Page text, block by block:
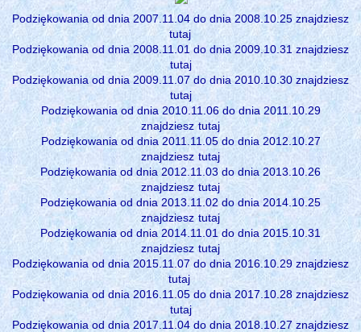
Podziękowania od dnia 2007.11.04 do dnia 2008.10.25 znajdziesz
tutaj
Podziękowania od dnia 2008.11.01 do dnia 2009.10.31 znajdziesz
tutaj
Podziękowania od dnia 2009.11.07 do dnia 2010.10.30 znajdziesz
tutaj
Podziękowania od dnia 2010.11.06 do dnia 2011.10.29
znajdziesz tutaj
Podziękowania od dnia 2011.11.05 do dnia 2012.10.27
znajdziesz tutaj
Podziękowania od dnia 2012.11.03 do dnia 2013.10.26
znajdziesz tutaj
Podziękowania od dnia 2013.11.02 do dnia 2014.10.25
znajdziesztutaj
Podziękowania od dnia 2014.11.01 do dnia 2015.10.31
znajdziesz tutaj
Podziękowania od dnia 2015.11.07 do dnia 2016.10.29 znajdziesz
tutaj
Podziękowania od dnia 2016.11.05 do dnia 2017.10.28 znajdziesz
tutaj
Podziękowania od dnia 2017.11.04 do dnia 2018.10.27 znajdziesz